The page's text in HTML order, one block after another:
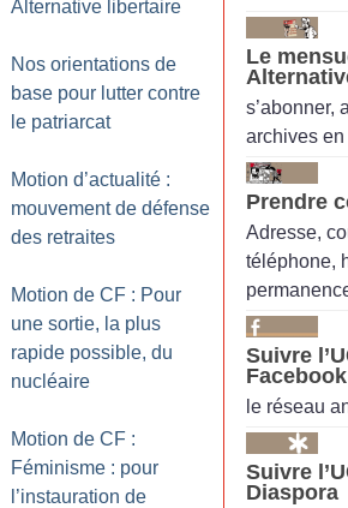
Alternative libertaire
Nos orientations de
base pour lutter contre
le patriarcat
Motion d’actualité :
mouvement de défense
des retraites
Motion de CF : Pour
une sortie, la plus
rapide possible, du
nucléaire
Motion de CF :
Féminisme : pour
l’instauration de
Le
s’abonner,
archives en
Prendre
Adresse,
téléphone,
Suivre
Facebook
le réseau
Suivre
Diaspora